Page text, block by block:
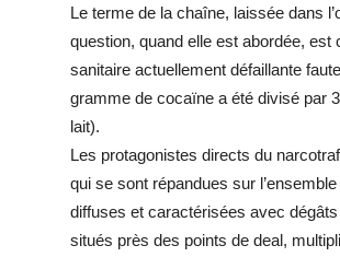
Le terme de la chaîne, laissée dans
question, quand elle est abordée,
sanitaire actuellement défaillante
gramme de cocaïne a été divisé par
lait).
Les protagonistes directs du
qui se sont répandues sur
diffuses et caractérisées avec
situés près des points de deal,